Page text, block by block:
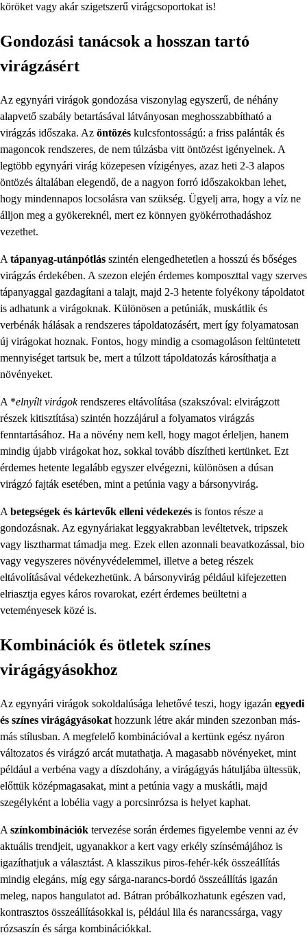
köröket vagy akár szigetszerű virágcsoportokat is!
Gondozási tanácsok a hosszan tartó
virágzásért
Az egynyári virágok gondozása viszonylag egyszerű, de néhány
alapvető szabály betartásával látványosan meghosszabbítható a
virágzás időszaka. Az öntözés kulcsfontosságú: a friss palánták és
magoncok rendszeres, de nem túlzásba vitt öntözést igényelnek. A
legtöbb egynyári virág közepesen vízigényes, azaz heti 2-3 alapos
öntözés általában elegendő, de a nagyon forró időszakokban lehet,
hogy mindennapos locsolásra van szükség. Ügyelj arra, hogy a víz ne
álljon meg a gyökereknél, mert ez könnyen gyökérrothadáshoz
vezethet.
A tápanyag-utánpótlás szintén elengedhetetlen a hosszú és bőséges
virágzás érdekében. A szezon elején érdemes komposzttal vagy szerves
tápanyaggal gazdagítani a talajt, majd 2-3 hetente folyékony tápoldatot
is adhatunk a virágoknak. Különösen a petúniák, muskátlik és
verbénák hálásak a rendszeres tápoldatozásért, mert így folyamatosan
új virágokat hoznak. Fontos, hogy mindig a csomagoláson feltüntetett
mennyiséget tartsuk be, mert a túlzott tápoldatozás károsíthatja a
növényeket.
A *elnyílt virágokrendszeres eltávolítása (szakszóval: elvirágzott
részek kitisztítása) szintén hozzájárul a folyamatos virágzás
fenntartásához. Ha a növény nem kell, hogy magot érleljen, hanem
mindig újabb virágokat hoz, sokkal tovább díszítheti kertünket. Ezt
érdemes hetente legalább egyszer elvégezni, különösen a dúsan
virágzó fajták esetében, mint a petúnia vagy a bársonyvirág.
A betegségek és kártevők elleni védekezés is fontos része a
gondozásnak. Az egynyáriakat leggyakrabban levéltetvek, tripszek
vagy lisztharmat támadja meg. Ezek ellen azonnali beavatkozással, bio
vagy vegyszeres növényvédelemmel, illetve a beteg részek
eltávolításával védekezhetünk. A bársonyvirág például kifejezetten
elriasztja egyes káros rovarokat, ezért érdemes beültetni a
veteményesek közé is.
Kombinációk és ötletek színes
virágágyásokhoz
Az egynyári virágok sokoldalúsága lehetővé teszi, hogy igazán egyedi
és színes virágágyásokat hozzunk létre akár minden szezonban más-
más stílusban. A megfelelő kombinációval a kertünk egész nyáron
változatos és virágzó arcát mutathatja. A magasabb növényeket, mint
például a verbéna vagy a díszdohány, a virágágyás hátuljába ültessük,
előttük középmagasakat, mint a petúnia vagy a muskátli, majd
szegélyként a lobélia vagy a porcsinrózsa is helyet kaphat.
A színkombinációk tervezése során érdemes figyelembe venni az év
aktuális trendjeit, ugyanakkor a kert vagy erkély színsémájához is
igazíthatjuk a választást. A klasszikus piros-fehér-kék összeállítás
mindig elegáns, míg egy sárga-narancs-bordó összeállítás igazán
meleg, napos hangulatot ad. Bátran próbálkozhatunk egészen vad,
kontrasztos összeállításokkal is, például lila és narancssárga, vagy
rózsaszín és sárga kombinációkkal.